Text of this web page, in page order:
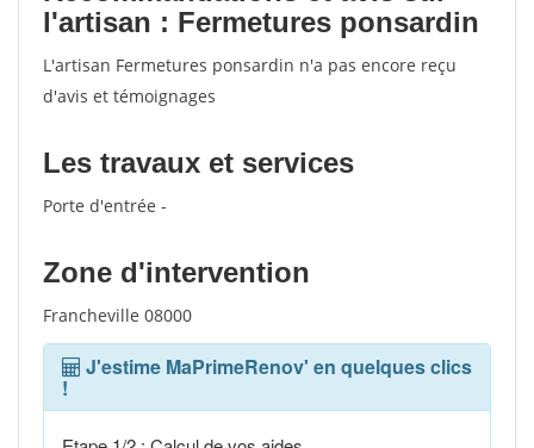
l'artisan : Fermetures ponsardin
L'artisan Fermetures ponsardin n'a pas encore reçu
d'avis et témoignages
Les travaux et services
Porte d'entrée -
Zone d'intervention
Francheville 08000